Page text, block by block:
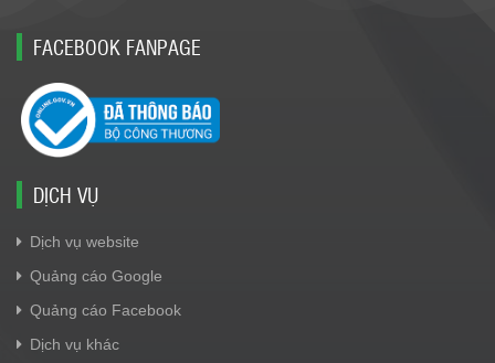
FACEBOOK FANPAGE
DỊCH VỤ
Dịch vụ website
Quảng cáo Google
Quảng cáo Facebook
Dịch vụ khác